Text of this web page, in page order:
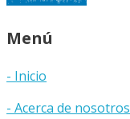
Menú
- Inicio
- Acerca de nosotros